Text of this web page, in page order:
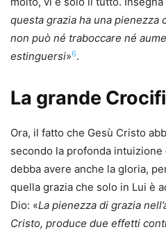
questa grazia ha una pienezza
non può né traboccare né
estinguersi»6.
La grande
Ora, il fatto che Gesù Cristo
secondo la profonda
debba avere anche la gloria,
quella grazia che solo in Lui è
Dio: «La pienezza di grazia
Cristo, produce due effetti